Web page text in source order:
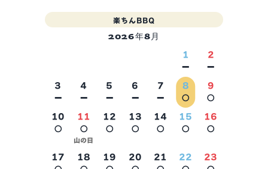
楽ちんBBQ
2026年8月
1
－
2
－
3
－
4
－
5
－
6
－
7
－
8
○
9
○
10
○
11
○
山の日
12
○
13
○
14
○
15
○
16
○
17
18
19
20
21
22
23
2026年9月